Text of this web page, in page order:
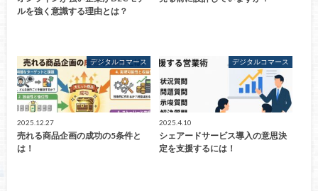
ルを強く意識する理由とは？
デジタルコマース
2025.12.27
売れる商品企画の成功の5条件と
は！
デジタルコマース
2025.4.10
シェアードサービス導入の意思決
定を支援するには！